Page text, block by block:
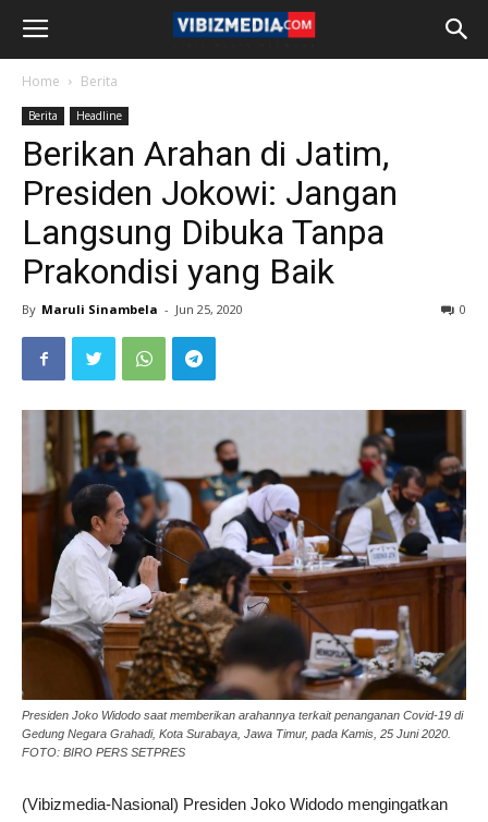
Home Berita
Berita Headline
Berikan Arahan di Jatim,
Presiden Jokowi: Jangan
Langsung Dibuka Tanpa
Prakondisi yang Baik
By Maruli Sinambela - Jun 25, 2020 0
Presiden Joko Widodo saat memberikan arahannya terkait penanganan Covid-19 di
Gedung Negara Grahadi, Kota Surabaya, Jawa Timur, pada Kamis, 25 Juni 2020.
FOTO: BIRO PERS SETPRES
(Vibizmedia-Nasional) Presiden Joko Widodo mengingatkan